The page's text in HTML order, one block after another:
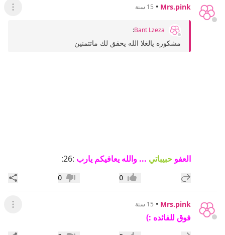
Mrs.pink
• 15 سنة عرض
Bant Lzeza
:
مشكوره يالغلا الله يحقق لك ماتتمنين
العفو حبيباتي ... والله يعافيكم يارب :26:
إضافة رد جديد إعجاب0 عدم إعجاب
0
Mrs.pink
• 15 سنة عرض
فوق للفائده :)